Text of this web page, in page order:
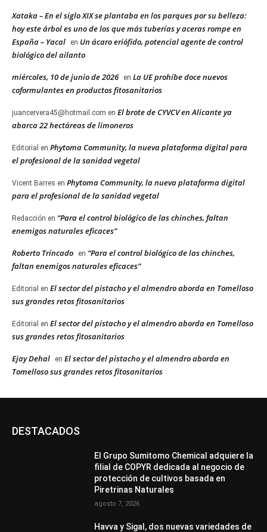
Xataka – En el siglo XIX se plantaba en los parques por su belleza:
hoy este árbol es uno de los que más tuberías y aceras rompe en
España – Yacal
en Un ácaro eriófido, potencial agente de control
biológico del ailanto
miércoles, 10 de junio de 2026 en La UE prohíbe doce nuevos
coformulantes en productos fitosanitarios
juancervera45@hotmail.com en El brote de CYVCV en Alicante ya
abarca 22 hectáreas de limoneros
Editorial en Phytoma Community, la nueva plataforma digital para
el profesional de la sanidad vegetal
Vicent Barres en Phytoma Community, la nueva plataforma digital
para el profesional de la sanidad vegetal
Redacción en “Para el control biológico de las chinches, faltan
enemigos naturales eficaces”
Roberto Trincado en “Para el control biológico de las chinches,
faltan enemigos naturales eficaces”
Editorial en El sector del pistacho y el almendro aborda en Tomelloso
sus grandes retos fitosanitarios
Editorial en El sector del pistacho y el almendro aborda en Tomelloso
sus grandes retos fitosanitarios
Ejay Dehal en El sector del pistacho y el almendro aborda en
Tomelloso sus grandes retos fitosanitarios
DESTACADOS
El Grupo Sumitomo Chemical adquiere la
filial de COPYR dedicada al negocio de
protección de cultivos basada en
Piretrinas Naturales
agosto 7, 2026
Havva y Sigal, dos nuevas variedades de